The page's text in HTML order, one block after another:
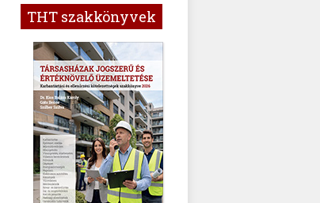
THT szakkönyvek